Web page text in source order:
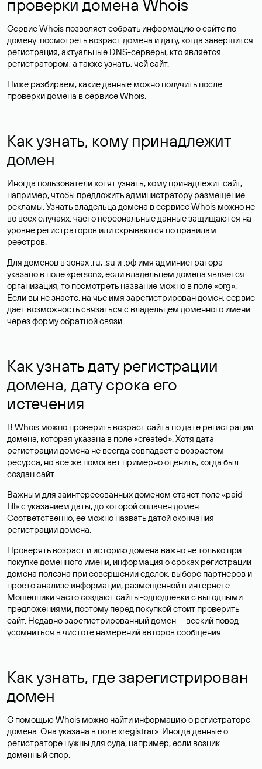
проверки домена Whois
Сервис Whois позволяет собрать информацию о сайте по
домену: посмотреть возраст домена и дату, когда завершится
регистрация, актуальные DNS-серверы, кто является
регистратором, а также узнать, чей сайт.
Ниже разбираем, какие данные можно получить после
проверки домена в сервисе Whois.
Как узнать, кому принадлежит
домен
Иногда пользователи хотят узнать, кому принадлежит сайт,
например, чтобы предложить администратору размещение
рекламы. Узнать владельца домена в сервисе Whois можно не
во всех случаях: часто персональные данныезащищаются на
уровне регистраторов или скрываются по правилам
реестров.
Для доменов в зонах .ru, .su и .рф имя администратора
указано в поле «person», если владельцем домена является
организация, то посмотреть название можно в поле «org».
Если вы не знаете, на чье имя зарегистрирован домен, сервис
дает возможность связаться с владельцем доменного имени
через форму обратной связи.
Как узнать дату регистрации
домена, дату срока его
истечения
В Whois можно проверить возраст сайта по дате регистрации
домена, которая указана в поле «created». Хотя дата
регистрации домена не всегда совпадает с возрастом
ресурса, но все же помогает примерно оценить, когда был
создан сайт.
Важным для заинтересованных доменом станет поле «paid-
till» с указанием даты, до которой оплачен домен.
Соответственно, ее можно назвать датой окончания
регистрации домена.
Проверять возраст и историю домена важно не только при
покупке доменного имени, информация о сроках регистрации
домена полезна при совершении сделок, выборе партнеров и
просто анализе информации, размещенной в интернете.
Мошенники часто создают сайты-однодневки с выгодными
предложениями, поэтому перед покупкой стоит проверить
сайт. Недавно зарегистрированный домен — веский повод
усомниться в чистоте намерений авторов сообщения.
Как узнать, где зарегистрирован
домен
С помощью Whois можно найти информацию о регистраторе
домена. Она указана в поле «registrar». Иногда данные о
регистраторе нужны для суда, например, если возник
доменный спор.